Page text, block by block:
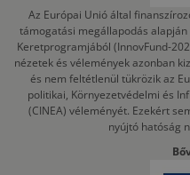
Az Európai Unió által
támogatási megállapodás alapján
Keretprogramjából (InnovFund-
nézetek és vélemények azonban
és nem feltétlenül tükrözik az
politikai, Környezetvédelmi és
(CINEA) véleményét. Ezekért
nyújtó hatóság